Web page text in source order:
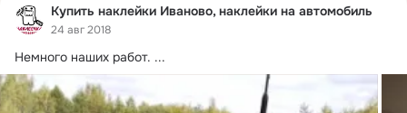
Купить наклейки Иваново, наклейки на автомобиль
24 авг 2018
Немного наших работ. ...